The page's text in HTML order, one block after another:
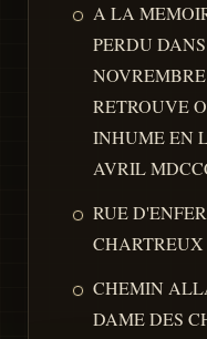
A LA
PERDU
RETROUVE
INHUME EN
AVRIL
RUE
CHARTREUX
CHEMIN
DAME DES